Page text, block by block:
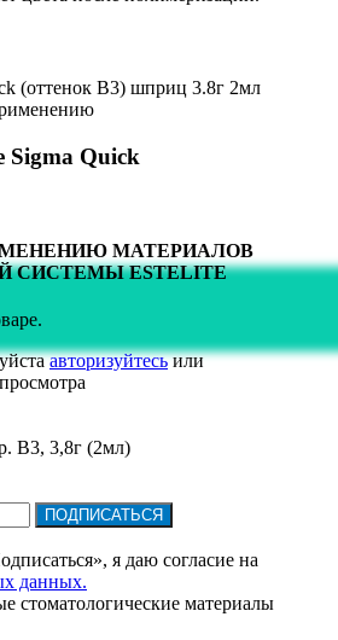
(оттенок В3) шприц 3.8г 2мл
Sigma Quick
МАТЕРИАЛОВ
СИСТЕМЫ ESTELITE
авторизуйтесьили
В3, 3,8г (2мл)
ПОДПИСАТЬСЯ
я даю cогласие на
данных.